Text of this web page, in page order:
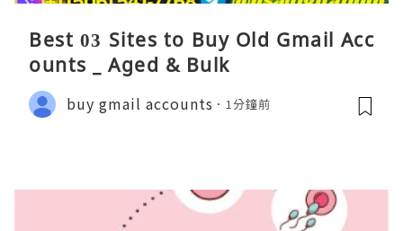
Best 03 Sites to Buy Old Gmail Acc
ounts _ Aged & Bulk
buy gmail accounts 1分鐘前